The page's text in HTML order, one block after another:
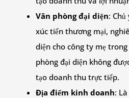
Văn phòng đại diện:
xúc tiến thương mại,
diện cho công ty mẹ
phòng đại diện không
tạo doanh thu trực tiếp.
Địa điểm kinh doanh: